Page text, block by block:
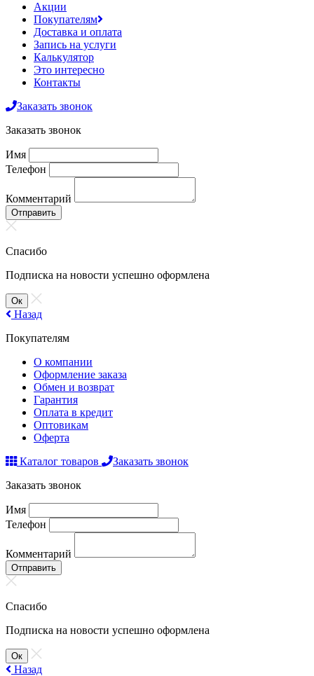
Акции
Покупателям
Доставка и оплата
Запись на услуги
Калькулятор
Это интересно
Контакты
Заказать звонок
Заказать звонок
Имя
Телефон
Комментарий
Отправить
Спасибо
Подписка на новости успешно оформлена
Ок
Назад
Покупателям
О компании
Оформление заказа
Обмен и возврат
Гарантия
Оплата в кредит
Оптовикам
Оферта
Каталог товаров
Заказать звонок
Заказать звонок
Имя
Телефон
Комментарий
Отправить
Спасибо
Подписка на новости успешно оформлена
Ок
Назад